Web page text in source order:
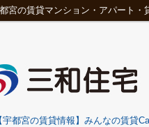
宮の賃貸マンション・アパート
宇都宮の賃貸情報】みんなの賃貸